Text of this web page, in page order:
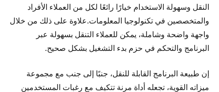
النقل وسهولة الاستخدام خيارًا رائعًا لكل من العملاء الأفراد
والمتخصصين في تكنولوجيا المعلومات.علاوة على ذلك من خلال
واجهة واضحة وشاملة، يمكن للعملاء التنقل بسهولة عبر
البرنامج والتحكم في حزم بدء التشغيل بشكل صحيح.
إن طبيعة البرنامج القابلة للنقل، جنبًا إلى جنب مع مجموعة
ميزاته القوية، تجعله أداة مرنة تتكيف مع رغبات المستخدمين